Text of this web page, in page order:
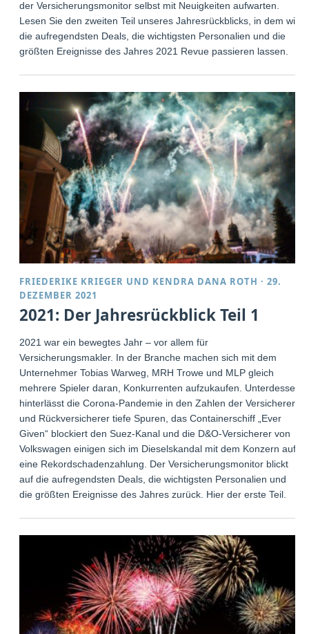
der Versicherungsmonitor selbst mit Neuigkeiten aufwarten.
Lesen Sie den zweiten Teil unseres Jahresrückblicks, in dem wir
die aufregendsten Deals, die wichtigsten Personalien und die
größten Ereignisse des Jahres 2021 Revue passieren lassen.
FRIEDERIKE KRIEGER UND KENDRA DANA ROTH ·29.
DEZEMBER 2021
2021: Der Jahresrückblick Teil 1
2021 war ein bewegtes Jahr – vor allem für
Versicherungsmakler. In der Branche machen sich mit dem
Unternehmer Tobias Warweg, MRH Trowe und MLP gleich
mehrere Spieler daran, Konkurrenten aufzukaufen. Unterdessen
hinterlässt die Corona-Pandemie in den Zahlen der Versicherer
und Rückversicherer tiefe Spuren, das Containerschiff „Ever
Given“ blockiert den Suez-Kanal und die D&O-Versicherer von
Volkswagen einigen sich im Dieselskandal mit dem Konzern auf
eine Rekordschadenzahlung. Der Versicherungsmonitor blickt
auf die aufregendsten Deals, die wichtigsten Personalien und
die größten Ereignisse des Jahres zurück. Hier der erste Teil.